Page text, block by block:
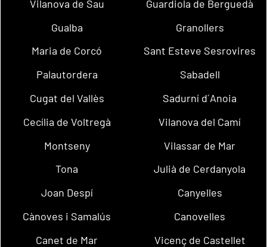
Vilanova de Sau
Guardiola de Berguedà
Gualba
Granollers
Maria de Corcó
Sant Esteve Sesrovires
Palautordera
Sabadell
Cugat del Vallès
Sadurní d´Anoia
Cecília de Voltregà
Vilanova del Camí
Montseny
Vilassar de Mar
Tona
Julià de Cerdanyola
Joan Despí
Canyelles
Cànoves i Samalús
Canovelles
Canet de Mar
Vicenç de Castellet